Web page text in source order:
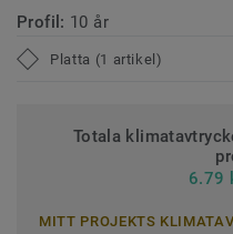
Profil: 10 år
Platta (1 artikel)
Totala
6.79
MITT PROJEKTS